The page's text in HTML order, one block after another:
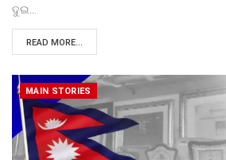
ଦୁଇ…
READ MORE...
MAIN STORIES